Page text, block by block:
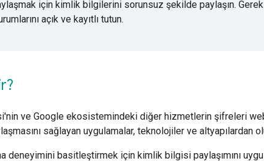
için kimlik bilgilerini sorunsuz şekilde paylaşın.
açık ve kayıtlı tutun.
ve Google ekosistemindeki diğer hizmetlerin şifreleri
sağlayan uygulamalar, teknolojiler ve altyapılardan
deneyimini basitleştirmek için kimlik bilgisi paylaşımını